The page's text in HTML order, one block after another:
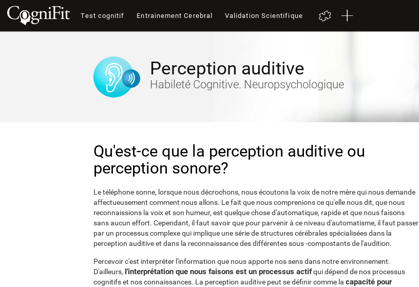
Test cognitif Entrainement Cerebral Validation Scientifique
Perception auditive
Habileté Cognitive. Neuropsychologique
Qu'est-ce que la perception auditive ou
perception sonore?
Le téléphone sonne, lorsque nous décrochons, nous écoutons la voix de notre mère qui nous demande
affectueusement comment nous allons. Le fait que nous comprenions ce qu'elle nous dit, que nous
reconnaissions la voix et son humeur, est quelque chose d'automatique, rapide et que nous faisons
sans aucun effort. Cependant, il faut savoir que pour parvenir à ce niveau d'automatisme, il faut passer
par un processus complexe qui implique une série de structures cérébrales spécialisées dans la
perception auditive et dans la reconnaissance des différentes sous -compostants de l'audition.
Percevoir c'est interpréter l'information que nous apporte nos sens dans notre environnement.
D'ailleurs, l'interprétation que nous faisons est un processus actifqui dépend de nos processus
cognitifs et nos connaissances. La perception auditive peut se définir comme la capacité pour